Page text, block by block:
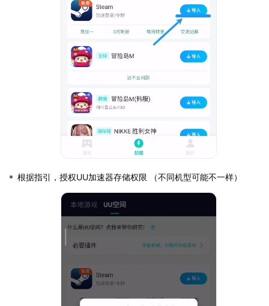
根据指引，授权UU加速器存储权限 （不同机型可能不一样）